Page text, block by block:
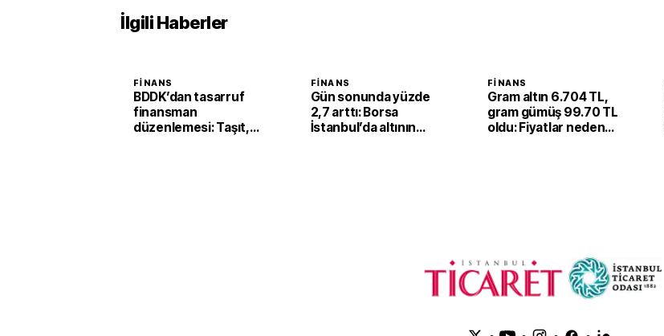
İlgili Haberler
FINANS
BDDK’dan tasarruf
finansman
düzenlemesi: Taşıt,
FINANS
Gün sonunda yüzde
2,7 arttı: Borsa
İstanbul’da altının
FINANS
Gram altın 6.704 TL,
gram gümüş 99.70 TL
oldu: Fiyatlar neden